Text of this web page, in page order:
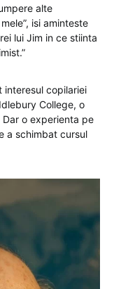
alte
isi aminteste
lui Jim in ce stiinta
interesul copilariei
College, o
o experienta pe
a schimbat cursul